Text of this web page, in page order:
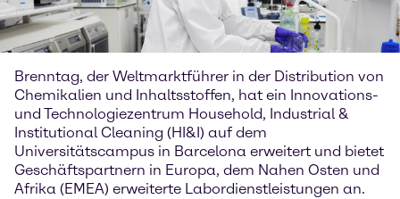
Brenntag, der Weltmarktführer in der Distribution von
Chemikalien und Inhaltsstoffen, hat ein Innovations-
und Technologiezentrum Household, Industrial &
Institutional Cleaning (HI&I) auf dem
Universitätscampus in Barcelona erweitert und bietet
Geschäftspartnern in Europa, dem Nahen Osten und
Afrika (EMEA) erweiterte Labordienstleistungen an.